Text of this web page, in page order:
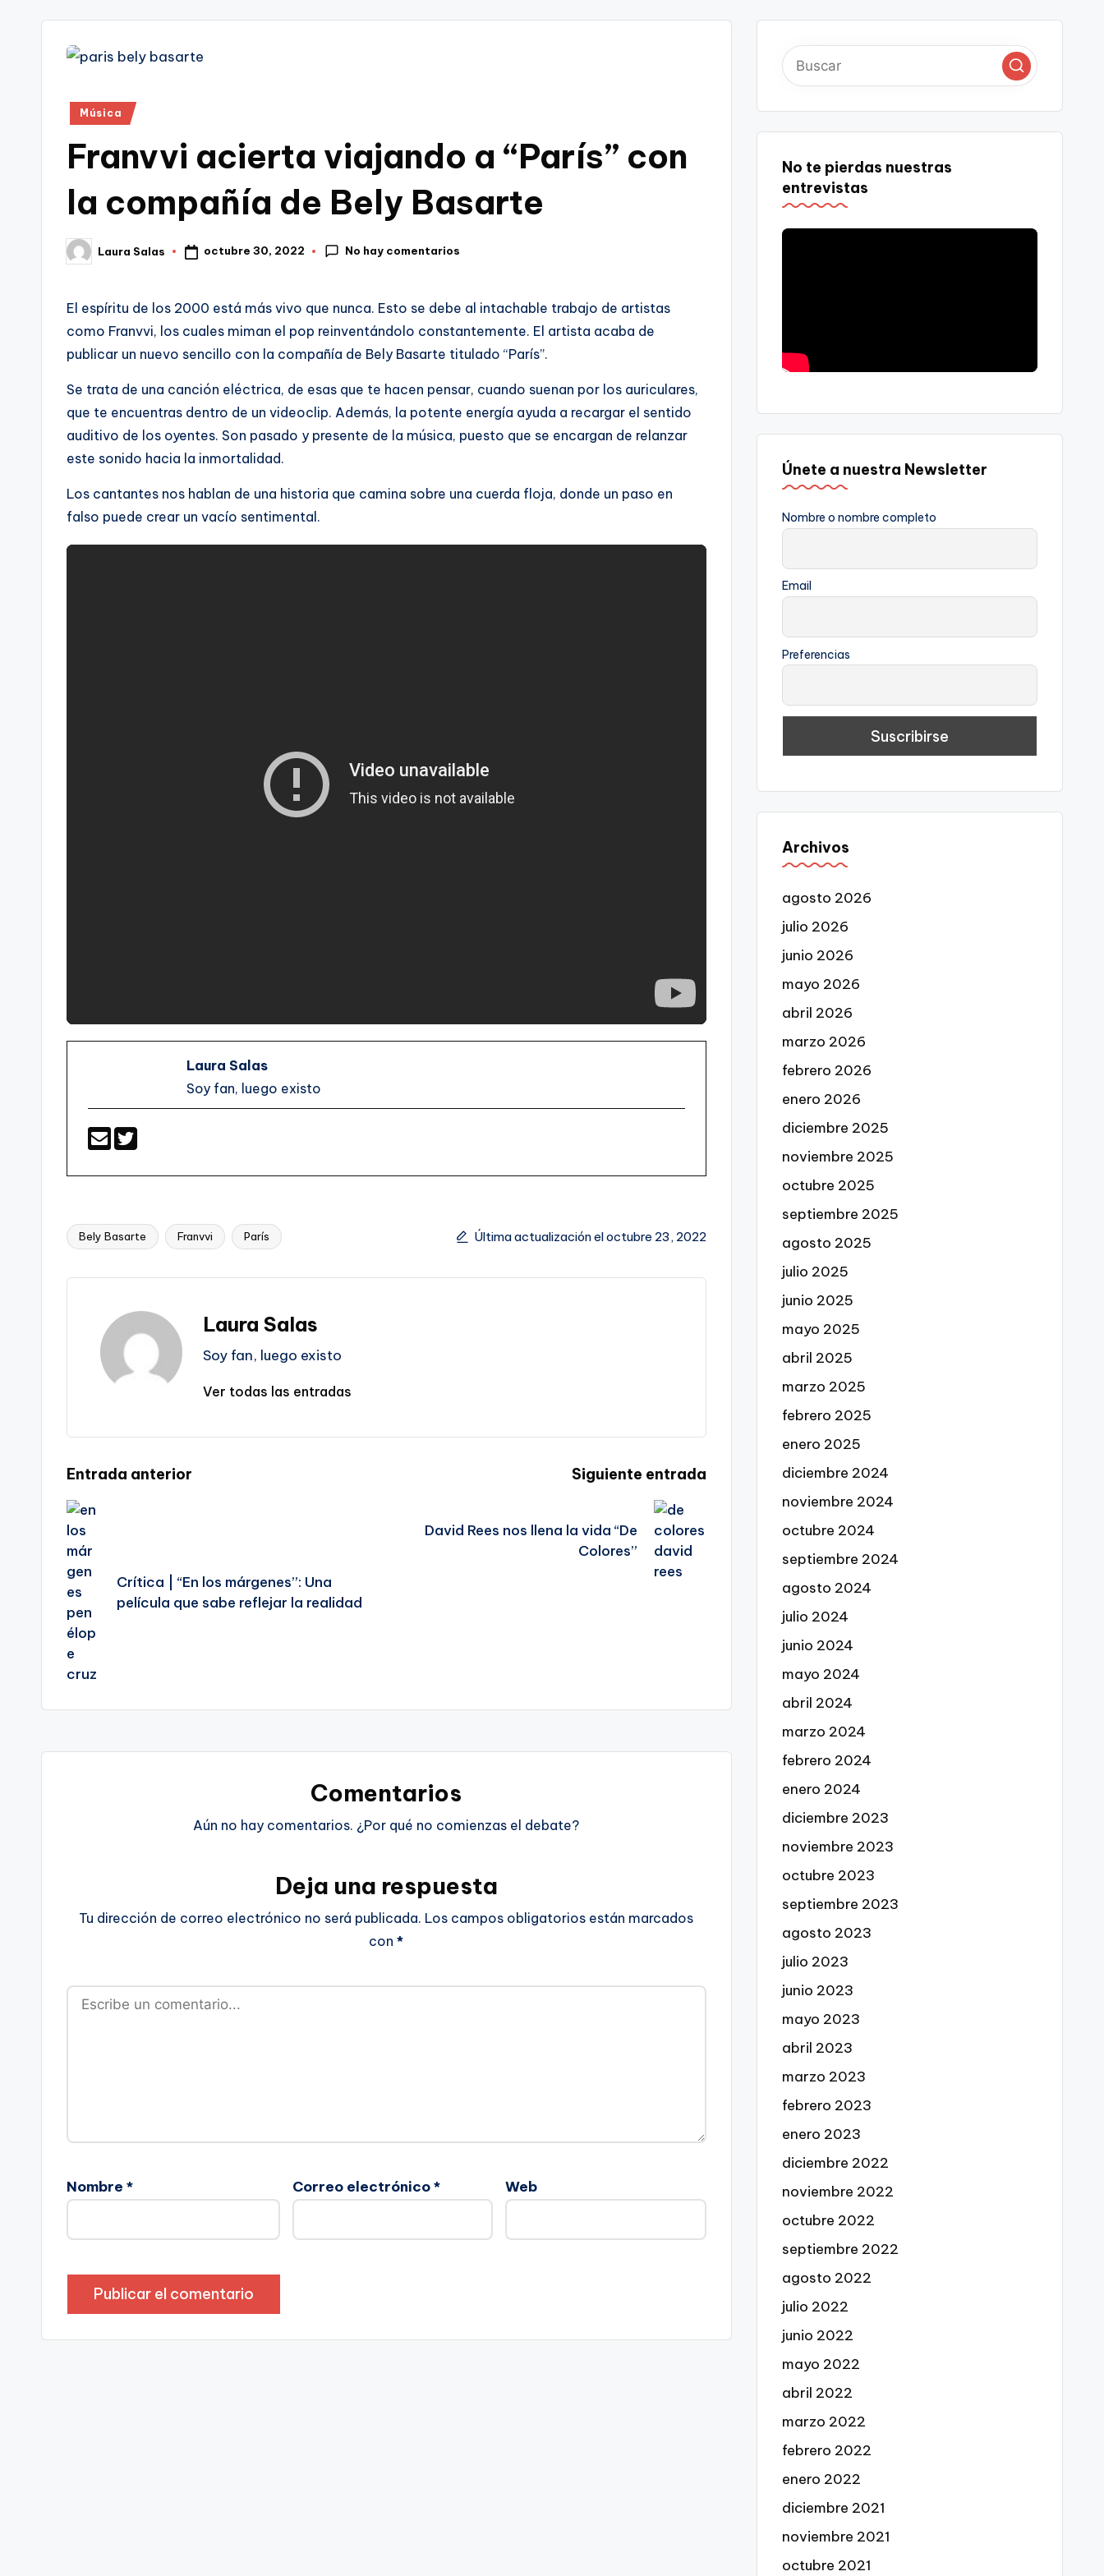
Publicado
Música
Franvvi acierta viajando a “París” con
la compañía de Bely Basarte
Publicado
por
Laura Salas octubre 30, 2022 No hay comentarios
El espíritu de los 2000 está más vivo que nunca. Esto se debe al intachable trabajo de artistas
como Franvvi, los cuales miman el pop reinventándolo constantemente. El artista acaba de
publicar un nuevo sencillo con la compañía de Bely Basarte titulado “París”.
Se trata de una canción eléctrica, de esas que te hacen pensar, cuando suenan por los auriculares,
que te encuentras dentro de un videoclip. Además, la potente energía ayuda a recargar el sentido
auditivo de los oyentes. Son pasado y presente de la música, puesto que se encargan de relanzar
este sonido hacia la inmortalidad.
Los cantantes nos hablan de una historia que camina sobre una cuerda floja, donde un paso en
falso puede crear un vacío sentimental.
Laura Salas
Soy fan, luego existo
Etiquetas:
Bely Basarte Franvvi París Última actualización el octubre 23, 2022
Laura Salas
Soy fan, luego existo
Ver todas las entradas
Navegación
de
entradas
Entrada anterior
Crítica | “En los márgenes”: Una
película que sabe reflejar la realidad
Siguiente entrada
David Rees nos llena la vida “De
Colores”
Comentarios
Aún no hay comentarios. ¿Por qué no comienzas el debate?
Deja una respuesta
Tu dirección de correo electrónico no será publicada. Los campos obligatorios están marcados
con*
Nombre * Correo electrónico* Web
No te pierdas nuestras
entrevistas
Únete a nuestra Newsletter
Nombre o nombre completo
Email
Preferencias
Archivos
agosto 2026
julio 2026
junio 2026
mayo 2026
abril 2026
marzo 2026
febrero 2026
enero 2026
diciembre 2025
noviembre 2025
octubre 2025
septiembre 2025
agosto 2025
julio 2025
junio 2025
mayo 2025
abril 2025
marzo 2025
febrero 2025
enero 2025
diciembre 2024
noviembre 2024
octubre 2024
septiembre 2024
agosto 2024
julio 2024
junio 2024
mayo 2024
abril 2024
marzo 2024
febrero 2024
enero 2024
diciembre 2023
noviembre 2023
octubre 2023
septiembre 2023
agosto 2023
julio 2023
junio 2023
mayo 2023
abril 2023
marzo 2023
febrero 2023
enero 2023
diciembre 2022
noviembre 2022
octubre 2022
septiembre 2022
agosto 2022
julio 2022
junio 2022
mayo 2022
abril 2022
marzo 2022
febrero 2022
enero 2022
diciembre 2021
noviembre 2021
octubre 2021